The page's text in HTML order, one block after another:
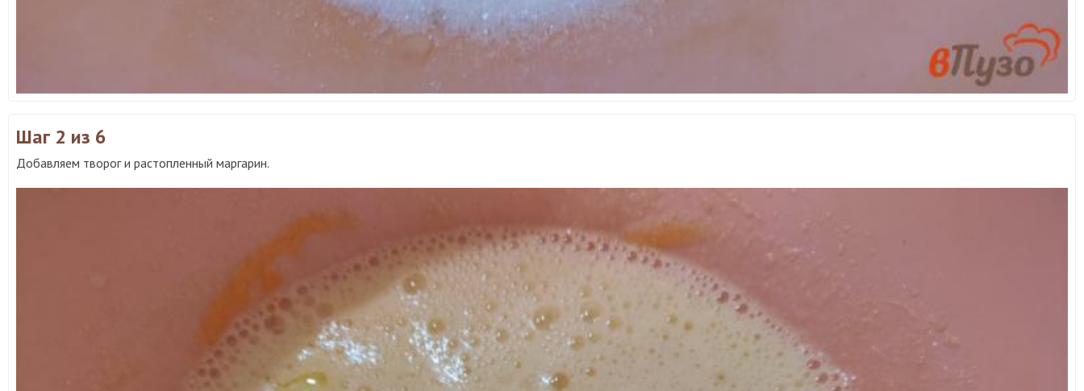
Шаг 2 из 6
Добавляем творог и растопленный маргарин.